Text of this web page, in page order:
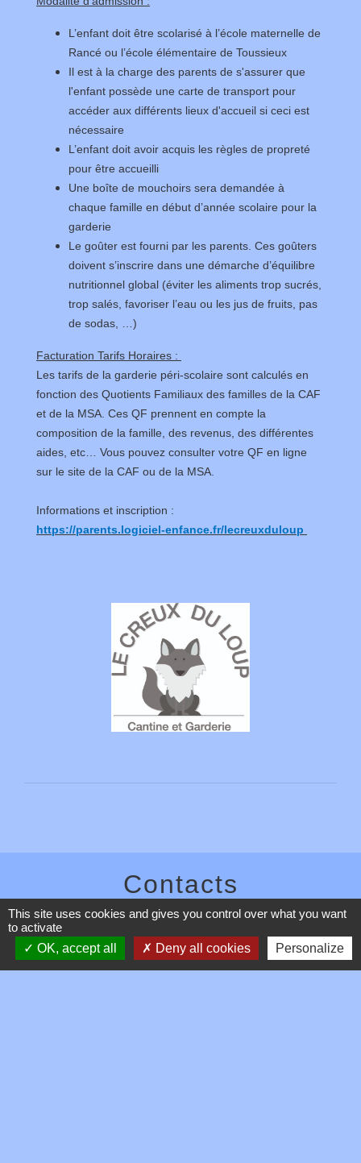
L’enfant doit être scolarisé à l’école maternelle de
Rancé ou l’école élémentaire de Toussieux
Il est à la charge des parents de s'assurer que
l'enfant possède une carte de transport pour
accéder aux différents lieux d'accueil si ceci est
nécessaire
L’enfant doit avoir acquis les règles de propreté
pour être accueilli
Une boîte de mouchoirs sera demandée à
chaque famille en début d’année scolaire pour la
garderie
Le goûter est fourni par les parents. Ces goûters
doivent s’inscrire dans une démarche d’équilibre
nutritionnel global (éviter les aliments trop sucrés,
trop salés, favoriser l’eau ou les jus de fruits, pas
de sodas, …)
Facturation Tarifs Horaires :
Les tarifs de la garderie péri-scolaire sont calculés en
fonction des Quotients Familiaux des familles de la CAF
et de la MSA. Ces QF prennent en compte la
composition de la famille, des revenus, des différentes
aides, etc… Vous pouvez consulter votre QF en ligne
sur le site de la CAF ou de la MSA.
Informations et inscription :
https://parents.logiciel-enfance.fr/lecreuxduloup
Contacts
Commune de Toussieux
01600 Toussieux - FRANCE
+33 4 74 00 19 03
This site uses cookies and gives you control over what you want
to activate
OK, accept all
Deny all cookies Personalize